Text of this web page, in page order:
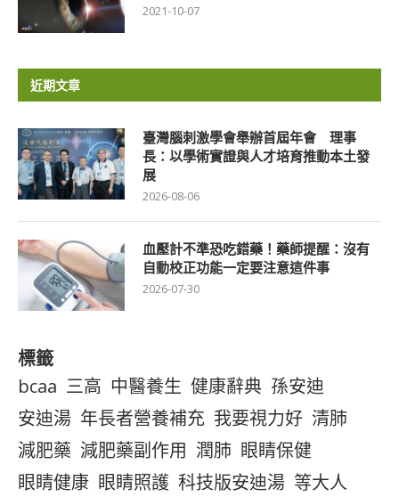
2021-10-07
近期文章
臺灣腦刺激學會舉辦首屆年會 理事
長：以學術實證與人才培育推動本土發
展
2026-08-06
血壓計不準恐吃錯藥！藥師提醒：沒有
自動校正功能一定要注意這件事
2026-07-30
標籤
bcaa 三高 中醫養生 健康辭典 孫安迪
安迪湯 年長者營養補充 我要視力好 清肺
減肥藥 減肥藥副作用 潤肺 眼睛保健
眼睛健康 眼睛照護 科技版安迪湯 等大人